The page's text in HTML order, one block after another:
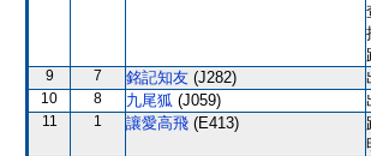
9 7 銘記知友 (J282)
10 8 九尾狐 (J059)
11 1 讓愛高飛 (E413)